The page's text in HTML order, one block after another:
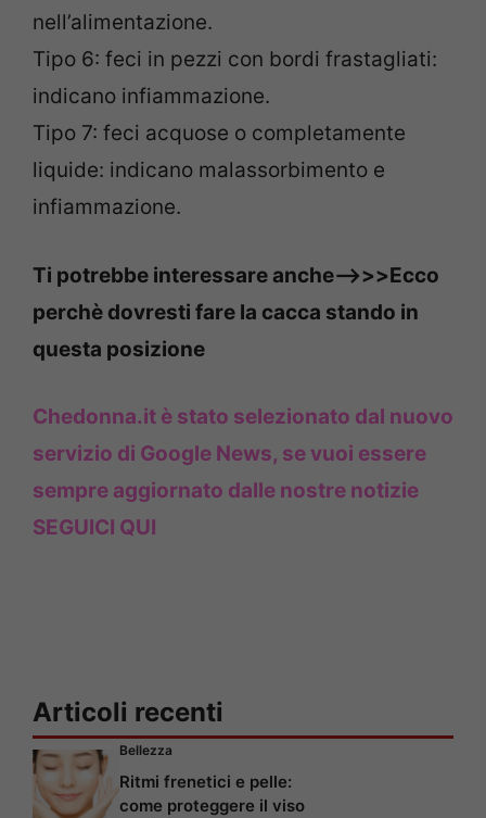
nell’alimentazione.
Tipo 6: feci in pezzi con bordi frastagliati:
indicano infiammazione.
Tipo 7: feci acquose o completamente
liquide: indicano malassorbimento e
infiammazione.
Ti potrebbe interessare anche—->>>Ecco
perchè dovresti fare la cacca stando in
questa posizione
Chedonna.it è stato selezionato dal nuovo
servizio di Google News, se vuoi essere
sempre aggiornato dalle nostre notizie
SEGUICI QUI
Articoli recenti
Bellezza
Ritmi frenetici e pelle:
come proteggere il viso